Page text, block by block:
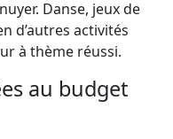
Danse, jeux de
d’autres activités
à thème réussi.
au budget